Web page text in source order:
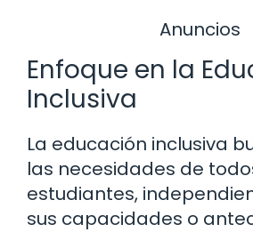
Anuncios
Enfoque en la
Inclusiva
La educación inclusiva
las necesidades de
estudiantes,
sus capacidades o